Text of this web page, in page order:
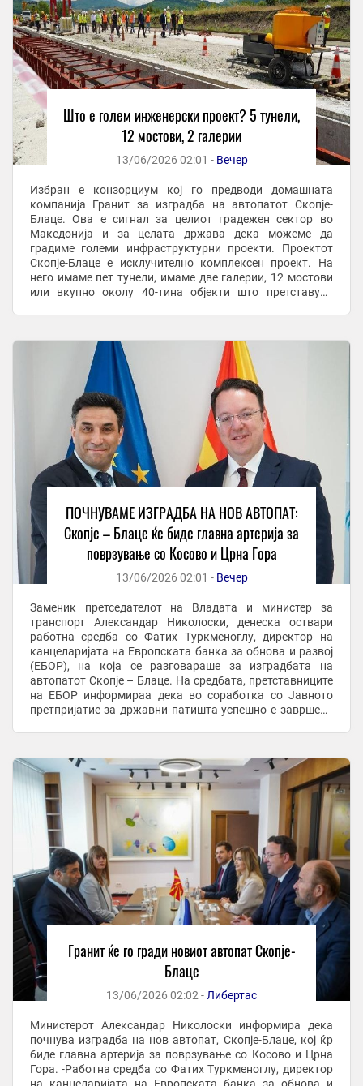
Што е голем инженерски проект? 5 тунели,
12 мостови, 2 галерии
13/06/2026 02:01 - Вечер
Избран е конзорциум кој го предводи домашната
компанија Гранит за изградба на автопатот Скопје-
Блаце. Ова е сигнал за целиот градежен сектор во
Македонија и за целата држава дека можеме да
градиме големи инфраструктурни проекти. Проектот
Скопје-Блаце е исклучително комплексен проект. На
него имаме пет тунели, имаме две галерии, 12 мостови
или вкупно околу 40-тина објекти што претставува
ПОЧНУВАМЕ ИЗГРАДБА НА НОВ АВТОПАТ:
Скопје – Блаце ќе биде главна артерија за
поврзување со Косово и Црна Гора
13/06/2026 02:01 - Вечер
Заменик претседателот на Владата и министер за
транспорт Александар Николоски, денеска оствари
работна средба со Фатих Туркменоглу, директор на
канцеларијата на Европската банка за обнова и развој
(ЕБОР), на која се разговараше за изградбата на
автопатот Скопје – Блаце. На средбата, претставниците
на ЕБОР информираа дека во соработка со Јавното
претпријатие за државни патишта успешно е завршена
Гранит ќе го гради новиот автопат Скопје-
Блаце
13/06/2026 02:02 -Либертас
Министерот Александар Николоски информира дека
почнува изградба на нов автопат, Скопје-Блаце, кој ќр
биде главна артерија за поврзување со Косово и Црна
Гора. -Работна средба со Фатих Туркменоглу, директор